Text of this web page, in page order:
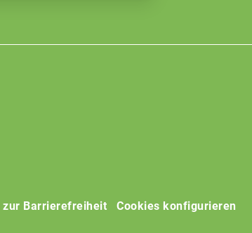
zur Barrierefreiheit Cookies konfigurieren